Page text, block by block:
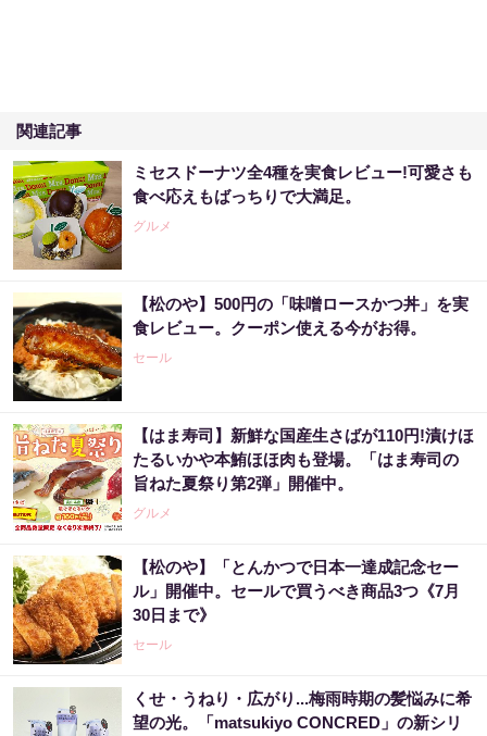
関連記事
ミセスドーナツ全4種を実食レビュー!可愛さも
食べ応えもばっちりで大満足。
グルメ
【松のや】500円の「味噌ロースかつ丼」を実
食レビュー。クーポン使える今がお得。
セール
【はま寿司】新鮮な国産生さばが110円!漬けほ
たるいかや本鮪ほほ肉も登場。「はま寿司の
旨ねた夏祭り第2弾」開催中。
グルメ
【松のや】「とんかつで日本一達成記念セー
ル」開催中。セールで買うべき商品3つ《7月
30日まで》
セール
くせ・うねり・広がり...梅雨時期の髪悩みに希
望の光。「matsukiyo CONCRED」の新シリ